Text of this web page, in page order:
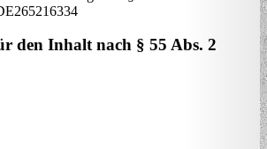
den Inhalt nach § 55 Abs. 2